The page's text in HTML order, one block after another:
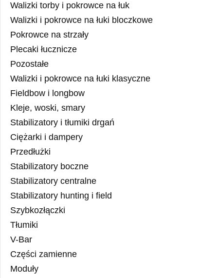
Walizki torby i pokrowce na łuk
Walizki i pokrowce na łuki bloczkowe
Pokrowce na strzały
Plecaki łucznicze
Pozostałe
Walizki i pokrowce na łuki klasyczne
Fieldbow i longbow
Kleje, woski, smary
Stabilizatory i tłumiki drgań
Ciężarki i dampery
Przedłużki
Stabilizatory boczne
Stabilizatory centralne
Stabilizatory hunting i field
Szybkozłączki
Tłumiki
V-Bar
Części zamienne
Moduły